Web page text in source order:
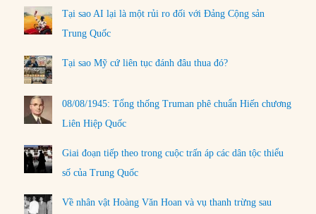
Tại sao AI lại là một rủi ro đối với Đảng Cộng sản
Trung Quốc
Tại sao Mỹ cứ liên tục đánh đâu thua đó?
08/08/1945: Tổng thống Truman phê chuẩn Hiến chương
Liên Hiệp Quốc
Giai đoạn tiếp theo trong cuộc trấn áp các dân tộc thiểu
số của Trung Quốc
Về nhân vật Hoàng Văn Hoan và vụ thanh trừng sau